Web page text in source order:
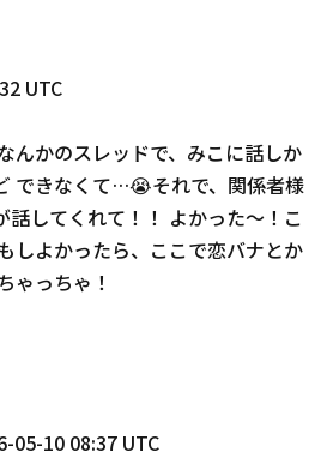
UTC
んかのスレッドで、みこに話しか
できなくて…😭それで、関係者様
話してくれて！！ よかった〜！こ
しよかったら、ここで恋バナとか
ゃっちゃ！
05-10 08:37 UTC